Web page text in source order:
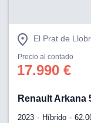
El Prat de
Precio al contado
17.990 €
Renault Arkana
2023 Híbrido